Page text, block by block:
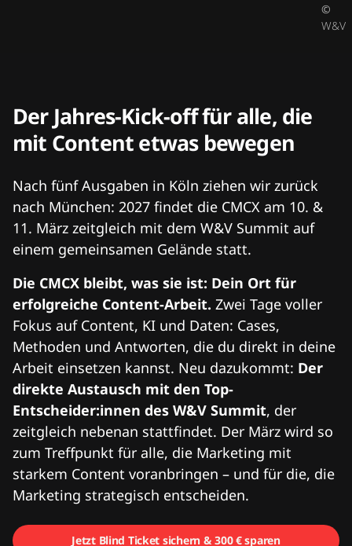
©
W&V
Der Jahres-Kick-off für alle, die
mit Content etwas bewegen
Nach fünf Ausgaben in Köln ziehen wir zurück
nach München: 2027 findet die CMCX am 10. &
11. März zeitgleich mit dem W&V Summit auf
einem gemeinsamen Gelände statt.
Die CMCX bleibt, was sie ist: Dein Ort für
erfolgreiche Content-Arbeit. Zwei Tage voller
Fokus auf Content, KI und Daten: Cases,
Methoden und Antworten, die du direkt in deine
Arbeit einsetzen kannst. Neu dazukommt: Der
direkte Austausch mit den Top-
Entscheider:innen des W&V Summit, der
zeitgleich nebenan stattfindet. Der März wird so
zum Treffpunkt für alle, die Marketing mit
starkem Content voranbringen – und für die, die
Marketing strategisch entscheiden.
Jetzt Blind Ticket sichern & 300 € sparen